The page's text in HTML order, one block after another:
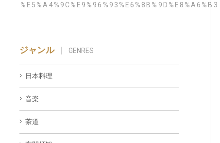
%E5%A4%9C%E9%96%93%E6%8B%9D%E8%A6%B3
ジャンル GENRES
日本料理
音楽
茶道